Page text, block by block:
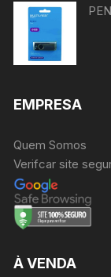
EMPRESA
Quem Somos
Verifcar site
À VENDA